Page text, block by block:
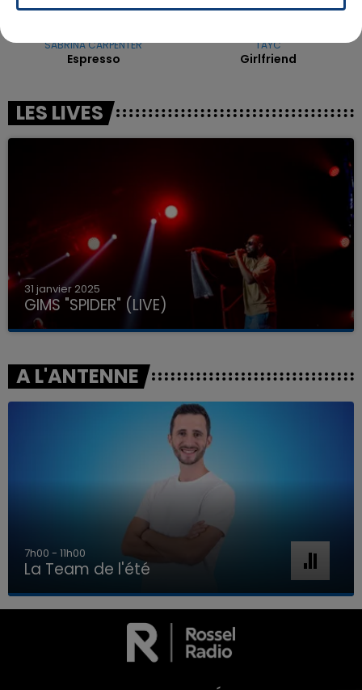
LA TEAM DE L'ÉTÉ
SABRINA CARPENTER
Espresso
TAYC
Girlfriend
LES LIVES
31 janvier 2025
GIMS "SPIDER" (LIVE)
A L'ANTENNE
7h00 - 11h00
La Team de l'été